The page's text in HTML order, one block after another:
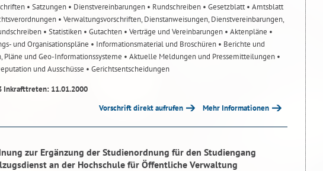
• Satzungen • Dienstvereinbarungen • Rundschreiben • Gesetzblatt• Amtsblatt
• Verwaltungsvorschriften, Dienstanweisungen, Dienstvereinbarungen,
• Statistiken • Gutachten • Verträge und Vereinbarungen • Aktenpläne •
und Organisationspläne • Informationsmaterial und Broschüren • Berichte und
Pläne und Geo-Informationssysteme • Aktuelle Meldungen und Pressemitteilungen •
und Ausschüsse • Gerichtsentscheidungen
Inkrafttreten: 11.01.2000
Vorschrift direkt aufrufen Mehr Informationen
zur Ergänzung der Studienordnung für den Studiengang
an der Hochschule für Öffentliche Verwaltung